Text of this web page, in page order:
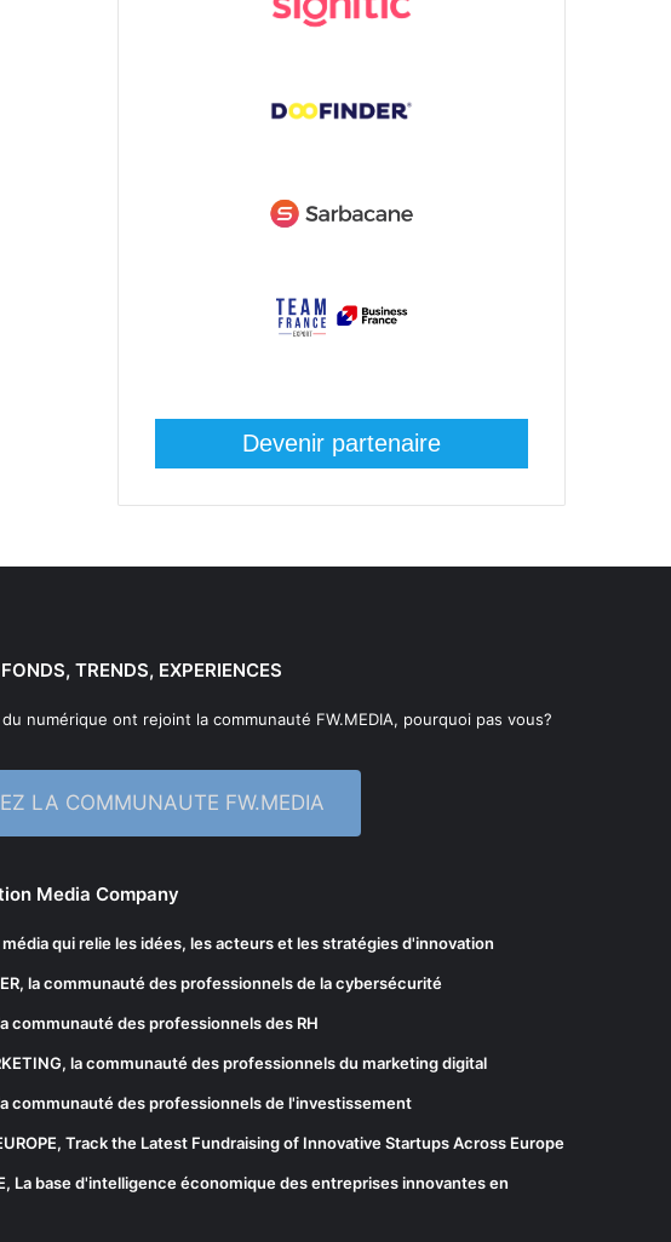
Devenir partenaire
TRENDS, EXPERIENCES
numérique ont rejoint la communauté FW.MEDIA, pourquoi pas vous?
LA COMMUNAUTE FW.MEDIA
Media Company
média qui relie les idées, les acteurs et les stratégies d'innovation
, la communauté des professionnels de la cybersécurité
communauté des professionnels des RH
, la communauté des professionnels du marketing digital
communauté des professionnels de l'investissement
, Track the Latest Fundraising of Innovative Startups Across Europe
, La base d'intelligence économique des entreprises innovantes en